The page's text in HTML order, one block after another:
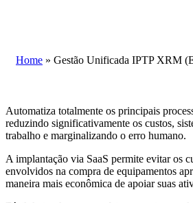
Home » Gestão Unificada IPTP XRM
Automatiza totalmente os principais
reduzindo significativamente os custos,
trabalho e marginalizando o erro humano.
A implantação via SaaS permite evitar os
envolvidos na compra de equipamentos
maneira mais econômica de apoiar suas